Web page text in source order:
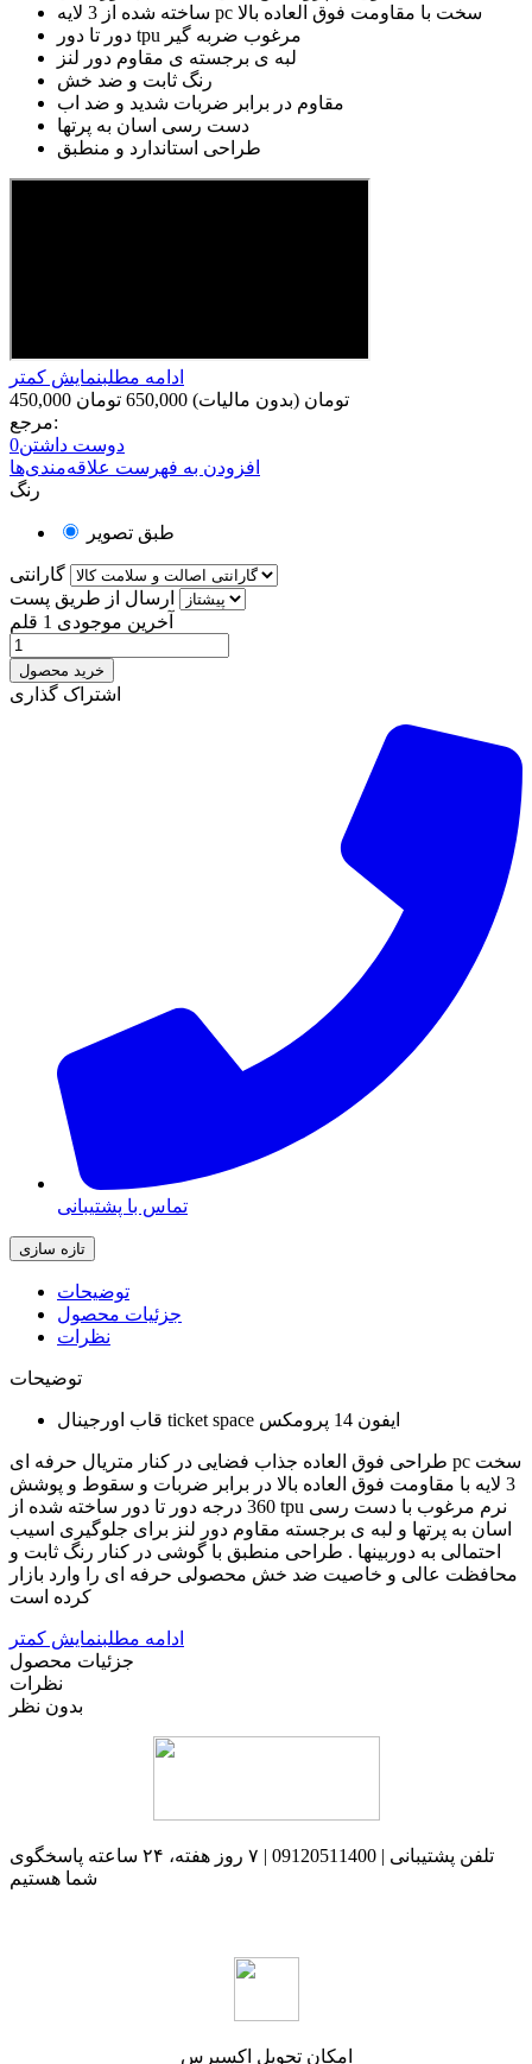
ساخته شده از 3 لایه pc سخت با مقاومت فوق العاده بالا
دور تا دور tpu مرغوب ضربه گیر
لبه ی برجسته ی مقاوم دور لنز
رنگ ثابت و ضد خش
مقاوم در برابر ضربات شدید و ضد اب
دست رسی اسان به پرتها
طراحی استاندارد و منطبق
ادامه مطلبنمایش کمتر
450,000 تومان (بدون مالیات) 650,000 تومان
مرجع:
دوست داشتن0
افزودن به فهرست علاقه‌مندی‌ها
رنگ
طبق تصویر
گارانتی
ارسال از طریق پست
آخرین موجودی 1 قلم
خرید محصول
اشتراک گذاری
تماس با پشتیبانی
توضیحات
جزئیات محصول
نظرات
توضیحات
قاب اورجینال ticket space ایفون 14 پرومکس
طراحی فوق العاده جذاب فضایی در کنار متریال حرفه ای pc سخت
3 لایه با مقاومت فوق العاده بالا در برابر ضربات و سقوط و پوشش
360 درجه دور تا دور ساخته شده از tpu نرم مرغوب با دست رسی
اسان به پرتها و لبه ی برجسته مقاوم دور لنز برای جلوگیری اسیب
احتمالی به دوربینها . طراحی منطبق با گوشی در کنار رنگ ثابت و
محافظت عالی و خاصیت ضد خش محصولی حرفه ای را وارد بازار
کرده است
ادامه مطلبنمایش کمتر
جزئیات محصول
نظرات
بدون نظر
تلفن پشتیبانی | 09120511400 | ۷ روز هفته، ۲۴ ساعته پاسخگوی
شما هستیم
امکان تحویل اکسپرس